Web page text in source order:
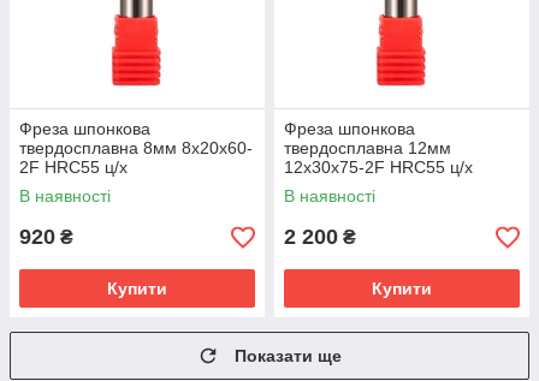
Фреза шпонкова
твердосплавна 8мм 8х20х60-
2F HRC55 ц/х
В наявності
920 ₴
Купити
Фреза шпонкова
твердосплавна 12мм
12х30х75-2F HRC55 ц/х
В наявності
2 200 ₴
Купити
Показати ще